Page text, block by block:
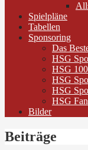
Spielpläne
Tabellen
Sponsoring
Das
HSG
HSG
HSG
HSG
HSG
Bilder
Beiträge